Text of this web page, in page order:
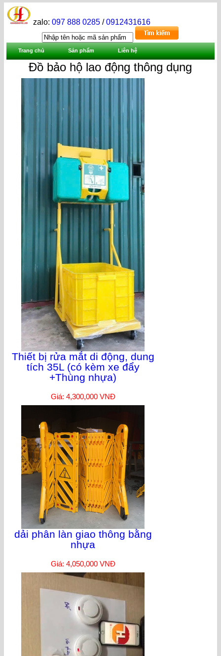
zalo:097 888 0285 /0912431616
Trang chủ Sản phẩm Liên hệ
Đồ bảo hộ lao động thông dụng
Thiết bị rửa mắt di động, dung
tích 35L (có kèm xe đẩy
+Thùng nhựa)
Giá: 4,300,000 VNĐ
dải phân làn giao thông bằng
nhựa
Giá: 4,050,000 VNĐ